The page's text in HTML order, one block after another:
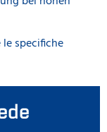
specifiche